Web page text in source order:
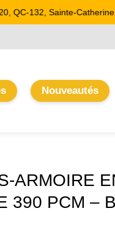
QC-132, Sainte-Catherine
Nouveautés
ARMOIRE
390 PCM –